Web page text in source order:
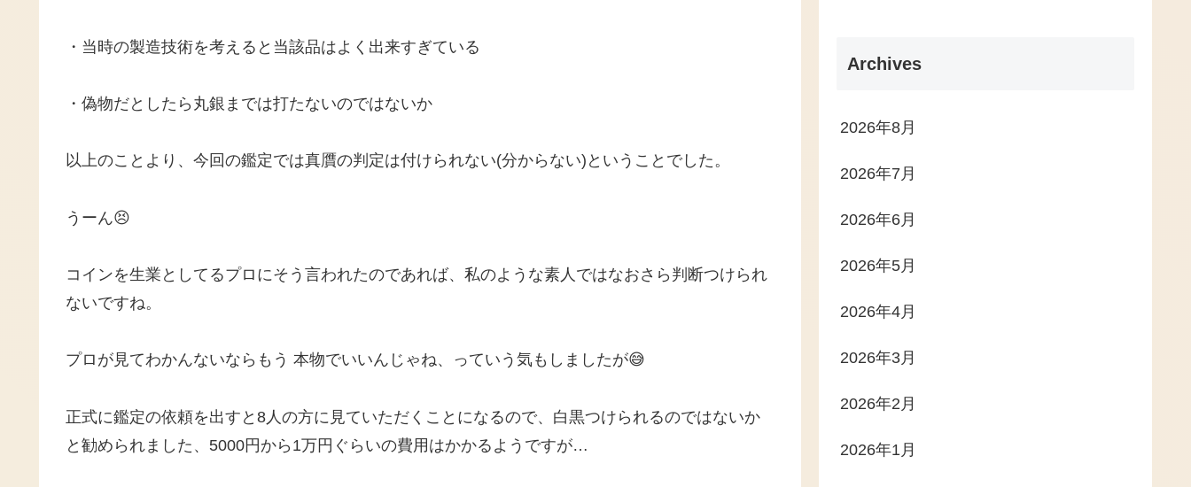
・当時の製造技術を考えると当該品はよく出来すぎている
・偽物だとしたら丸銀までは打たないのではないか
以上のことより、今回の鑑定では真贋の判定は付けられない(分からない)ということでした。
うーん😣
コインを生業としてるプロにそう言われたのであれば、私のような素人ではなおさら判断つけられ
ないですね。
プロが見てわかんないならもう 本物でいいんじゃね、っていう気もしましたが😅
正式に鑑定の依頼を出すと8人の方に見ていただくことになるので、白黒つけられるのではないか
と勧められました、5000円から1万円ぐらいの費用はかかるようですが…
Archives
2026年8月
2026年7月
2026年6月
2026年5月
2026年4月
2026年3月
2026年2月
2026年1月